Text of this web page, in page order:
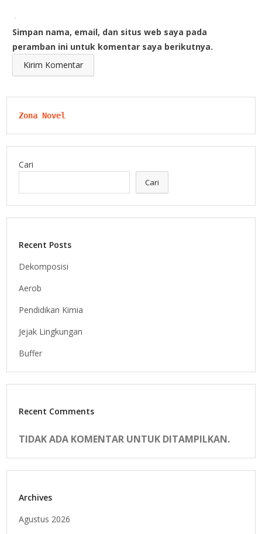
Simpan nama, email, dan situs web saya pada
peramban ini untuk komentar saya berikutnya.
Zona Novel
Cari
Cari
Recent Posts
Dekomposisi
Aerob
Pendidikan Kimia
Jejak Lingkungan
Buffer
Recent Comments
TIDAK ADA KOMENTAR UNTUK DITAMPILKAN.
Archives
Agustus 2026